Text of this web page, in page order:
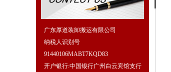
广东厚道装卸搬运有限公司
纳税人识别号
91440106MABT7KQD83
开户银行:中国银行广州白云宾馆支行